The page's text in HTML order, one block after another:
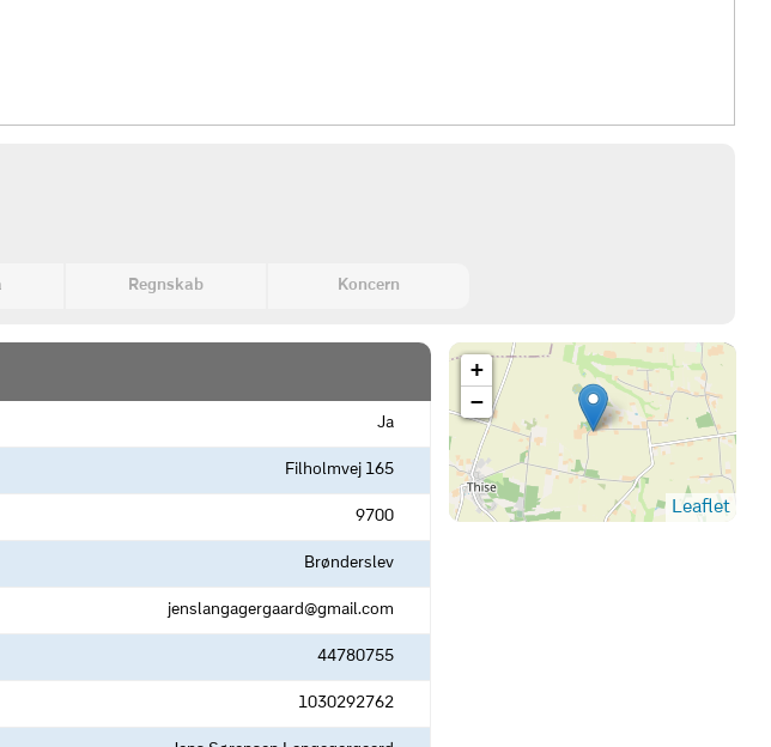
Regnskab Koncern
Ja
Filholmvej 165
9700
Brønderslev
jenslangagergaard@gmail.com
44780755
1030292762
+
−
Leaflet